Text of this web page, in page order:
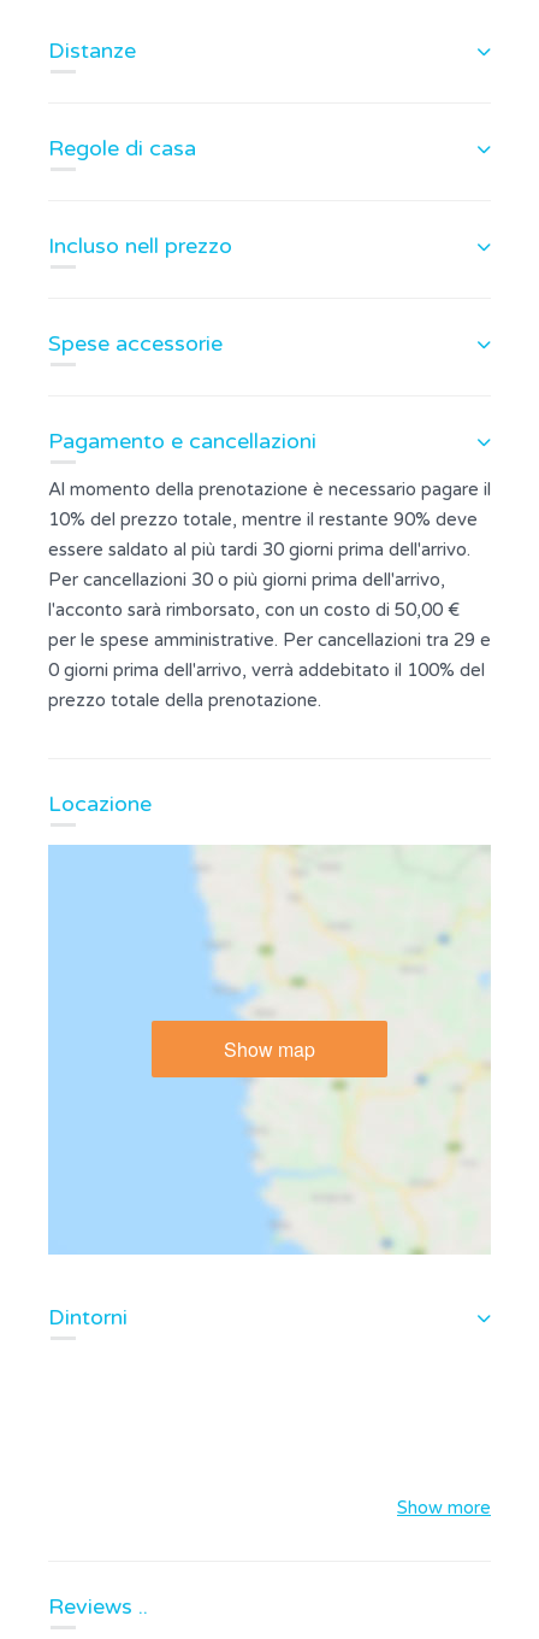
Distanze
Regole di casa
Incluso nell prezzo
Spese accessorie
Pagamento e cancellazioni
Al momento della prenotazione è necessario pagare il
10% del prezzo totale, mentre il restante 90% deve
essere saldato al più tardi 30 giorni prima dell'arrivo.
Per cancellazioni 30 o più giorni prima dell'arrivo,
l'acconto sarà rimborsato, con un costo di 50,00 €
per le spese amministrative. Per cancellazioni tra 29 e
0 giorni prima dell'arrivo, verrà addebitato il 100% del
prezzo totale della prenotazione.
Locazione
Show map
Dintorni
Show more
Reviews ..